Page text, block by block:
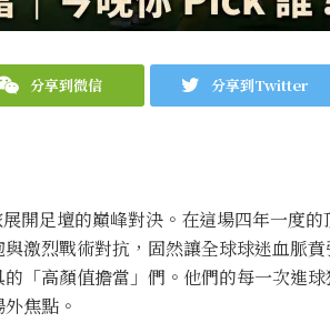
分享到微信 分享到Twitter
開足壇的巔峰對決。在這場四年一度的
激烈戰術對抗，固然讓全球球迷血脈
「高顏值擔當」們。他們的每一次進球
焦點。